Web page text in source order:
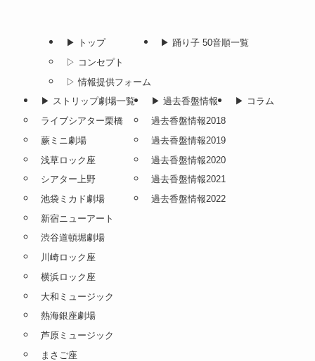
▶︎ トップ
▷ コンセプト
▷ 情報提供フォーム
▶︎ 踊り子 50音順一覧
▶︎ ストリップ劇場一覧
ライブシアター栗橋
蕨ミニ劇場
浅草ロック座
シアター上野
池袋ミカド劇場
新宿ニューアート
渋谷道頓堀劇場
川崎ロック座
横浜ロック座
大和ミュージック
熱海銀座劇場
芦原ミュージック
まさご座
▶︎ 過去香盤情報
過去香盤情報2018
過去香盤情報2019
過去香盤情報2020
過去香盤情報2021
過去香盤情報2022
▶︎ コラム